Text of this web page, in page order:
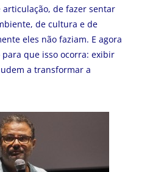
de fazer sentar
de cultura e de
eles não faziam. E agora
que isso ocorra: exibir
a transformar a